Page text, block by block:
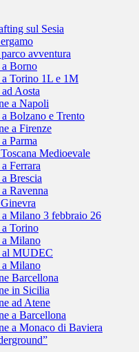
sul Sesia
avventura
Borno
Torino 1L e 1M
Aosta
a Napoli
Bolzano e Trento
a Firenze
Parma
Medioevale
Ferrara
Brescia
Ravenna
Milano 3 febbraio 26
Torino
a Milano
al MUDEC
a Milano
Barcellona
in Sicilia
ad Atene
a Barcellona
a Monaco di Baviera